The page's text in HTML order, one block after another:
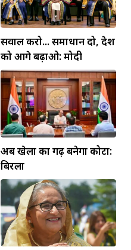
सवाल करो... समाधान दो, देश
को आगे बढ़ाओ: मोदी
अब खेलों का गढ़ बनेगा कोटा:
बिरला